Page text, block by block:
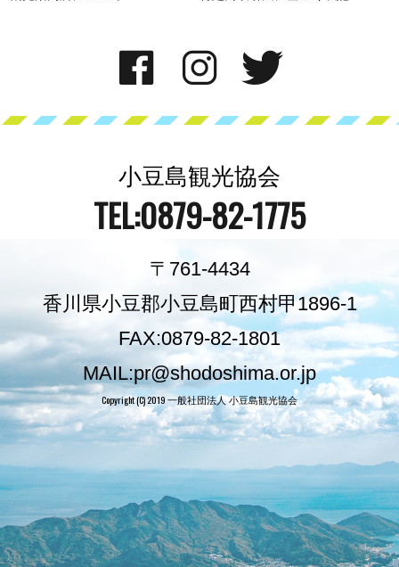
小豆島観光協会
TEL:0879-82-1775
〒761-4434
香川県小豆郡小豆島町西村甲1896-1
FAX:0879-82-1801
MAIL:pr@shodoshima.or.jp
Copyright (C) 2019 一般社団法人 小豆島観光協会